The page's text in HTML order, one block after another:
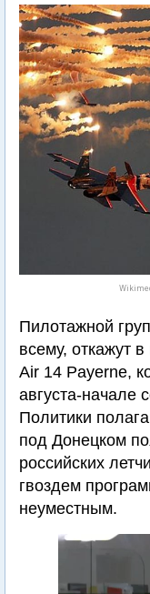
Пилотажной
всему, откажут
Air 14 Payerne,
августа-начале
Политики
под Донецком
российских
гвоздем
неуместным.